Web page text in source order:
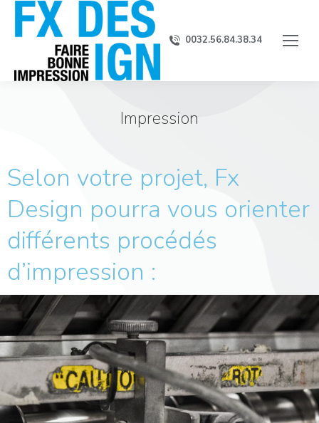
0032.56.84.38.34
Impression
Selon votre projet, Fx
Design pourra vous orienter
différents procédés
d’impression :